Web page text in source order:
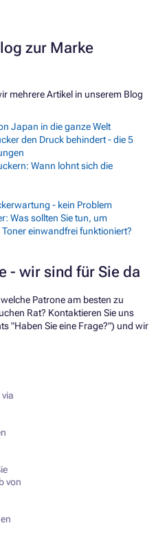
zur Marke
mehrere Artikel in unserem Blog
Japan in die ganze Welt
den Druck behindert - die 5
Wann lohnt sich die
- kein Problem
Was sollten Sie tun, um
einwandfrei funktioniert?
- wir sind für Sie da
Patrone am besten zu
Rat? Kontaktieren Sie uns
"Haben Sie eine Frage?") und wir
via
von